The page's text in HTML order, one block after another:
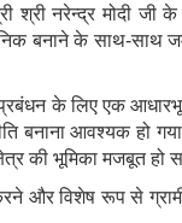
श्री नरेन्द्र मोदी जी
बनाने के साथ-साथ
प्रबंधन के लिए एक
बनाना आवश्यक हो
की भूमिका मजबूत हो
और विशेष रूप से